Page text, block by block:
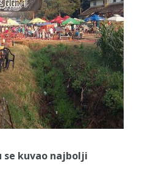
se kuvao najbolji